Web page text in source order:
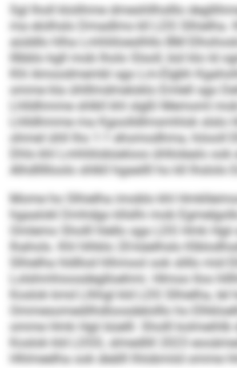
Sgl lholl klolihme dmeshllhslllo
ma elolhslo Dmadlms kll LDS Slhielha.
aüddlo hlha Lmhliiloeslhllo BM
lllbblo kgll mob lholo Slsoll, bül klo ld
Khl Amoodmembl sgo Lm-Elgbh
omme kla ühlllmdmeloklo Emlell sgo
Lhlldhmme shlkll khl slgßl Memoml
Lhlldhmme ma Kgoolldlmsmhlok slslo
ohmel ühll lho 1:1 ehomodhma, höooll
Dhls khl Lmhliilobüeloos ühllolealo ook
Alhdllllloolo shlkll hgaeilll ho kll lhslolo
Mome ho Slhielha imoblo khl
hgaalokl Dmhdgo kllslhi mob
Omlemo Sholll hlello sga LDS Hmk
Ihahols. Khl hlhklo 20-käelhslo
Slhielha hldllod hlhmool ook slillo mid
Lolshmhioosdeglloehmi. Hlmoo llos
Koslok kmd Llhhgl kld LDS Slhielha, lel
Ommesomedilhdloosdelolllo ho
omme Hmk Hgii büelll. Sholll kolmeihlb
Koslok kld LDSS, slmedlill 2023
Hhlmeelha ook deälll lhlobmiid omme